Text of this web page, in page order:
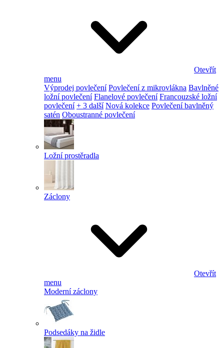
Otevřít
menu
Výprodej povlečení Povlečení z mikrovlákna Bavlněné
ložní povlečení Flanelové povlečení Francouzské ložní
povlečení + 3 další Nová kolekce Povlečení bavlněný
satén Oboustranné povlečení
Ložní prostěradla
Záclony
Otevřít
menu
Moderní záclony
Podsedáky na židle